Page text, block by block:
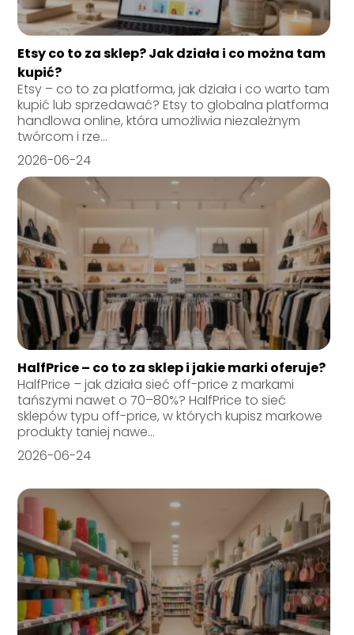
Etsy co to za sklep? Jak działa i co można tam
kupić?
Etsy – co to za platforma, jak działa i co warto tam
kupić lub sprzedawać? Etsy to globalna platforma
handlowa online, która umożliwia niezależnym
twórcom i rze...
2026-06-24
HalfPrice – co to za sklep i jakie marki oferuje?
HalfPrice – jak działa sieć off-price z markami
tańszymi nawet o 70–80%? HalfPrice to sieć
sklepów typu off-price, w których kupisz markowe
produkty taniej nawe...
2026-06-24